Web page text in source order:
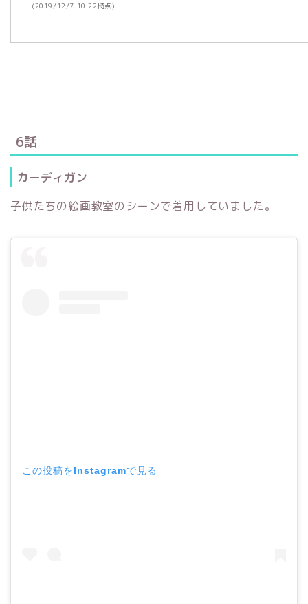
(2019/12/7 10:22時点)
6話
カーディガン
子供たちの絵画教室のシーンで着用していました。
この投稿をInstagramで見る